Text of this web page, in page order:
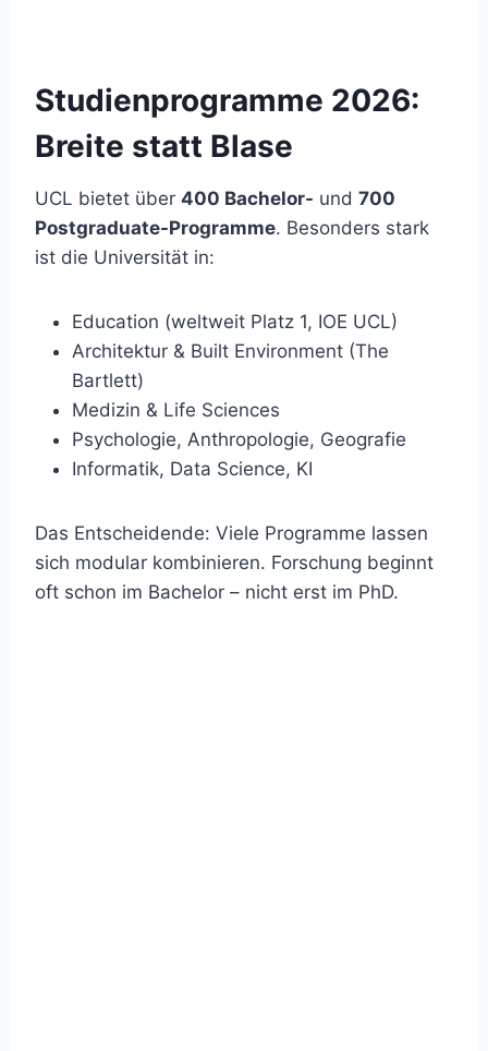
Studienprogramme 2026:
Breite statt Blase
UCL bietet über 400 Bachelor- und 700
Postgraduate-Programme. Besonders stark
ist die Universität in:
Education (weltweit Platz 1, IOE UCL)
Architektur & Built Environment (The
Bartlett)
Medizin & Life Sciences
Psychologie, Anthropologie, Geografie
Informatik, Data Science, KI
Das Entscheidende: Viele Programme lassen
sich modular kombinieren. Forschung beginnt
oft schon im Bachelor – nicht erst im PhD.